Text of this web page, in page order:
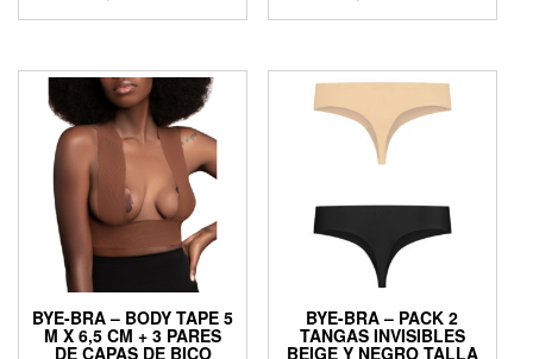
This
has
variants.
The
options
chosen
on
the
product
page
BYE-BRA – BODY TAPE 5
M X 6,5 CM + 3 PARES
DE CAPAS DE BICO
BYE-BRA – PACK 2
TANGAS INVISIBLES
BEIGE Y NEGRO TALLA